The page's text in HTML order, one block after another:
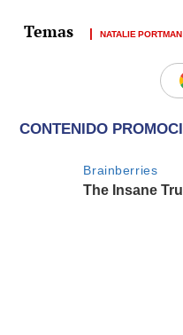
NATALIE PORTMAN